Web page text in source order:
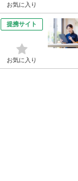
お気に入り
提携サイト
お気に入り